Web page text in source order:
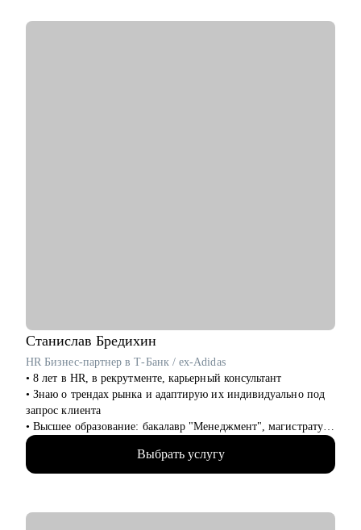
Станислав Бредихин
HR Бизнес-партнер в Т-Банк / ex-Adidas
• 8 лет в HR, в рекрутменте, карьерный консультант
• Знаю о трендах рынка и адаптирую их индивидуально под
запрос клиента
• Высшее образование: бакалавр "Менеджмент", магистратура
"Экономика"
• Провел 1000+ собеседований, на разные уровни позиции
(средний и высший менеджмент)
Выбрать услугу